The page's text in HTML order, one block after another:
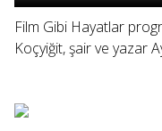
Film Gibi Hayatlar
Koçyiğit, şair ve yazar